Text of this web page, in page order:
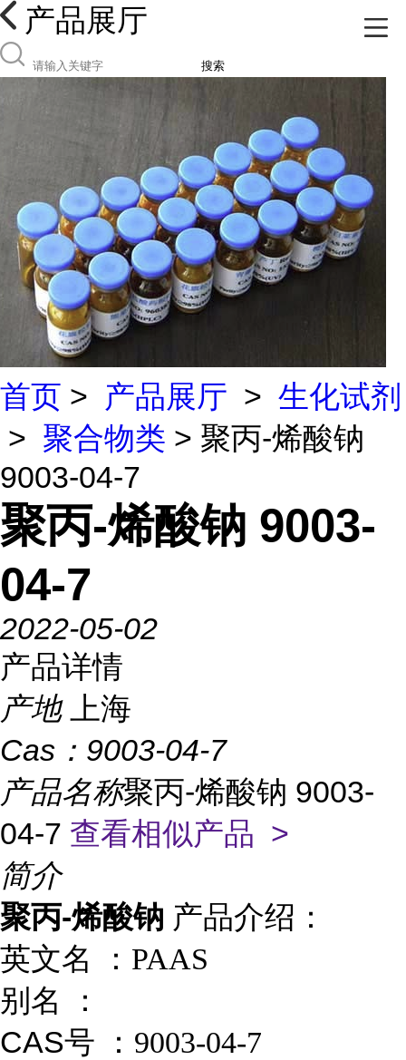
产品展厅
搜索
首页 > 产品展厅 > 生化试剂
> 聚合物类 > 聚丙-烯酸钠
9003-04-7
聚丙-烯酸钠 9003-
04-7
2022-05-02
产品详情
产地
上海
Cas： 9003-04-7
产品名称聚丙-烯酸钠 9003-
04-7 查看相似产品 >
简介
聚丙-烯酸钠 产品介绍：
英文名 ： PAAS
别名 ：
CAS号 ： 9003-04-7